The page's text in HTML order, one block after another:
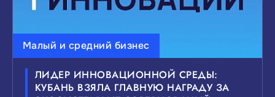
Малый и средний бизнес
ЛИДЕР ИННОВАЦИОННОЙ СРЕДЫ:
КУБАНЬ ВЗЯЛА ГЛАВНУЮ НАГРАДУ ЗА